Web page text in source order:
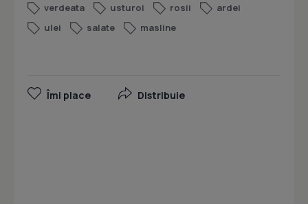
verdeata
usturoi rosii
ardei
ulei
salate masline
Îmi place Distribuie